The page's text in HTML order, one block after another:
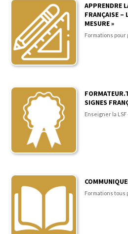
APPRENDRE
FRANÇAISE –
MESURE »
Formations
SIGNES
Enseigner la
Formations tous